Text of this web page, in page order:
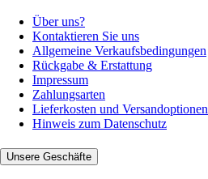
Über uns?
Kontaktieren Sie uns
Allgemeine Verkaufsbedingungen
Rückgabe & Erstattung
Impressum
Zahlungsarten
Lieferkosten und Versandoptionen
Hinweis zum Datenschutz
Unsere Geschäfte